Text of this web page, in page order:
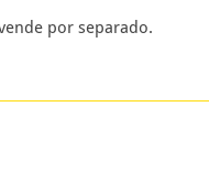
por separado.